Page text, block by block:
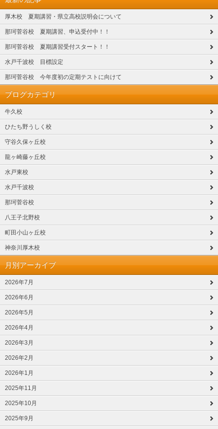
厚木校 夏期講習・県立高校説明会について
那珂菅谷校 夏期講習、申込受付中！！
那珂菅谷校 夏期講習受付スタート！！
水戸千波校 目標設定
那珂菅谷校 今年度初の定期テストに向けて
ブログカテゴリ
牛久校
ひたち野うしく校
守谷久保ヶ丘校
龍ヶ崎藤ヶ丘校
水戸東校
水戸千波校
那珂菅谷校
八王子北野校
町田小山ヶ丘校
神奈川厚木校
月別アーカイブ
2026年7月
2026年6月
2026年5月
2026年4月
2026年3月
2026年2月
2026年1月
2025年11月
2025年10月
2025年9月